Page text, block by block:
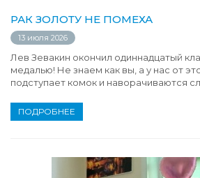
РАК ЗОЛОТУ НЕ ПОМЕХА
13 июля 2026
Лев Зевакин окончил одиннадцатый
медалью! Не знаем как вы, а у нас от
подступает комок и наворачиваются
ПОДРОБНЕЕ